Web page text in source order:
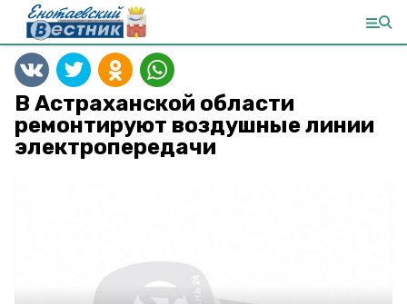
В Астраханской области
ремонтируют воздушные линии
электропередачи